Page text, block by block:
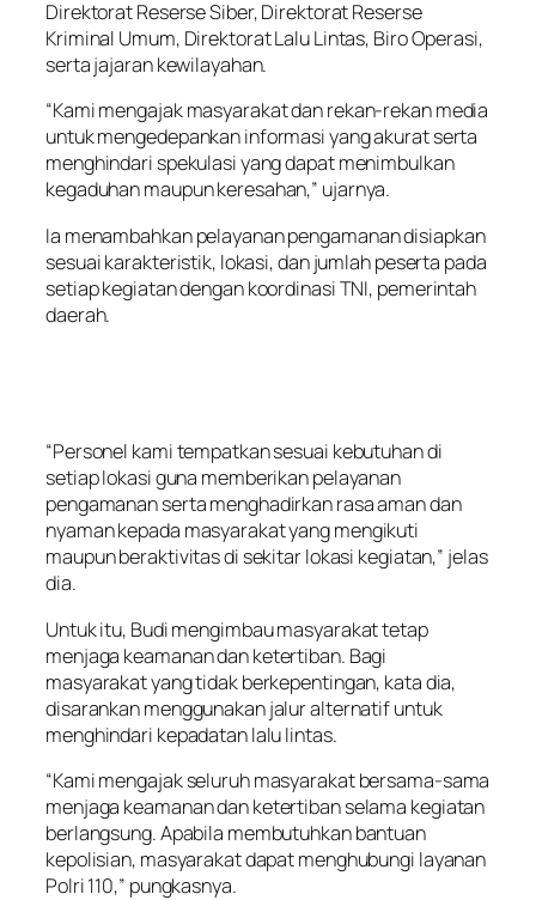
Direktorat Reserse Siber, Direktorat Reserse
Kriminal Umum, Direktorat Lalu Lintas, Biro Operasi,
serta jajaran kewilayahan.
“Kami mengajak masyarakat dan rekan-rekan media
untuk mengedepankan informasi yang akurat serta
menghindari spekulasi yang dapat menimbulkan
kegaduhan maupun keresahan,” ujarnya.
Ia menambahkan pelayanan pengamanan disiapkan
sesuai karakteristik, lokasi, dan jumlah peserta pada
setiap kegiatan dengan koordinasi TNI, pemerintah
daerah.
“Personel kami tempatkan sesuai kebutuhan di
setiap lokasi guna memberikan pelayanan
pengamanan serta menghadirkan rasa aman dan
nyaman kepada masyarakat yang mengikuti
maupun beraktivitas di sekitar lokasi kegiatan,” jelas
dia.
Untuk itu, Budi mengimbau masyarakat tetap
menjaga keamanan dan ketertiban. Bagi
masyarakat yang tidak berkepentingan, kata dia,
disarankan menggunakan jalur alternatif untuk
menghindari kepadatan lalu lintas.
“Kami mengajak seluruh masyarakat bersama-sama
menjaga keamanan dan ketertiban selama kegiatan
berlangsung. Apabila membutuhkan bantuan
kepolisian, masyarakat dapat menghubungi layanan
Polri 110,” pungkasnya.